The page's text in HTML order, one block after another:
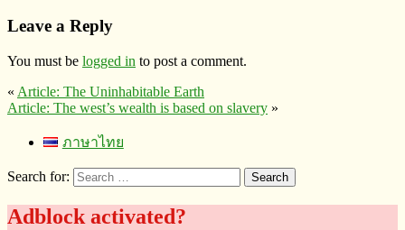
Leave a Reply
You must be logged in to post a comment.
« Article: The Uninhabitable Earth
Article: The west’s wealth is based on slavery »
ภาษาไทย
Search for:
Adblock activated?